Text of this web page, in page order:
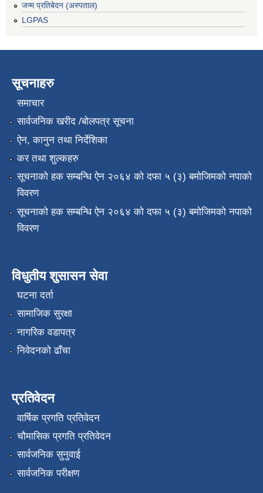
जन्म प्रतिबेदन (अस्पताल)
LGPAS
सूचनाहरु
समाचार
सार्वजनिक खरीद /बोलपत्र सूचना
ऐन, कानुन तथा निर्देशिका
कर तथा शुल्कहरु
सूचनाको हक सम्बन्धि ऐन २०६४ को दफा ५ (३) बमोजिमको नपाको
विवरण
सूचनाको हक सम्बन्धि ऐन २०६४ को दफा ५ (३) बमोजिमको नपाको
विवरण
विधुतीय शुसासन सेवा
घटना दर्ता
सामाजिक सुरक्षा
नागरिक वडापत्र
निवेदनको ढाँचा
प्रतिवेदन
वार्षिक प्रगति प्रतिवेदन
चौमासिक प्रगति प्रतिवेदन
सार्वजनिक सुनुवाई
सार्वजनिक परीक्षण